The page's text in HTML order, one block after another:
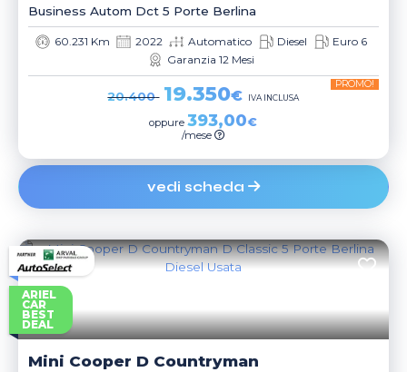
Business Autom Dct 5 Porte Berlina
60.231 Km 2022 Automatico Diesel
Euro 6
Garanzia 12 Mesi
20.400 19.350€
PROMO!
IVA INCLUSA
oppure393,00€
/mese
vedi scheda
ARIEL
CAR
BEST
DEAL
Mini Cooper D Countryman